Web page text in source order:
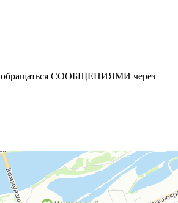
обращаться СООБЩЕНИЯМИ через